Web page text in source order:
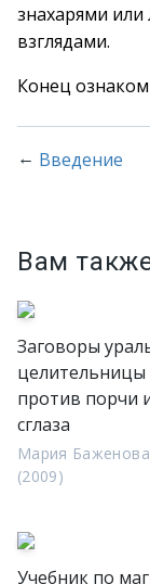
знахарями
взглядами.
Конец
← Введение
Вам
Заговоры
целительницы
против порчи
сглаза
Мария Баженова
(2009)
Учебник по